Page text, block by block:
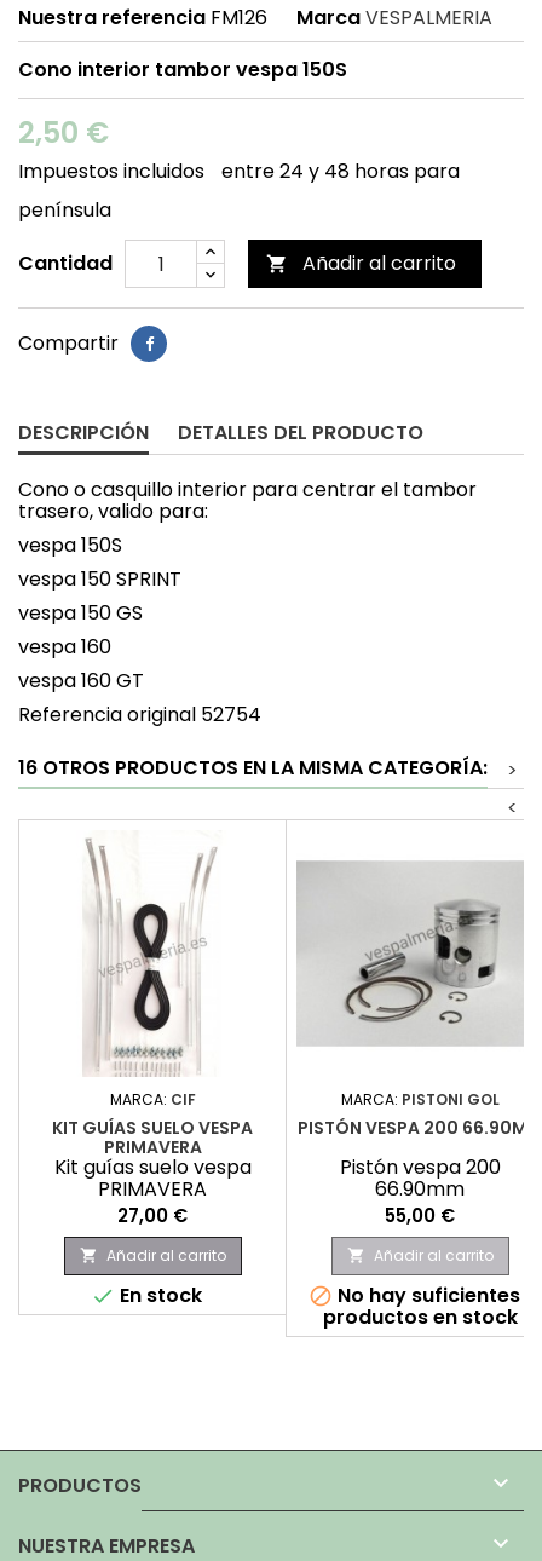
Nuestra referencia FM126 MarcaVESPALMERIA
Cono interior tambor vespa 150S
2,50 €
Impuestos incluidos
entre 24 y 48 horas para
península
Cantidad
 Añadir al carrito
Compartir
DESCRIPCIÓN DETALLES DEL PRODUCTO
Cono o casquillo interior para centrar el tambor
trasero, valido para:
vespa 150S
vespa 150 SPRINT
vespa 150 GS
vespa 160
vespa 160 GT
Referencia original 52754
16 OTROS PRODUCTOS EN LA MISMA CATEGORÍA:
>
<
MARCA: CIF
KIT GUÍAS SUELO VESPA
PRIMAVERA
Kit guías suelo vespa
PRIMAVERA
Precio
27,00 €
 Añadir al carrito
 En stock
MARCA: PISTONI GOL
PISTÓN VESPA 200 66.90MM
Pistón vespa 200
66.90mm
Precio
55,00 €
 Añadir al carrito
 No hay suficientes
productos en stock
PRODUCTOS 
NUESTRA EMPRESA 